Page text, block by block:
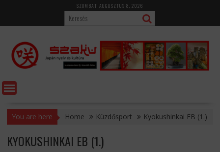
content
SZOMBAT, AUGUSZTUS 8, 2026
You are here Home Küzdősport Kyokushinkai EB (1.)
KYOKUSHINKAI EB (1.)